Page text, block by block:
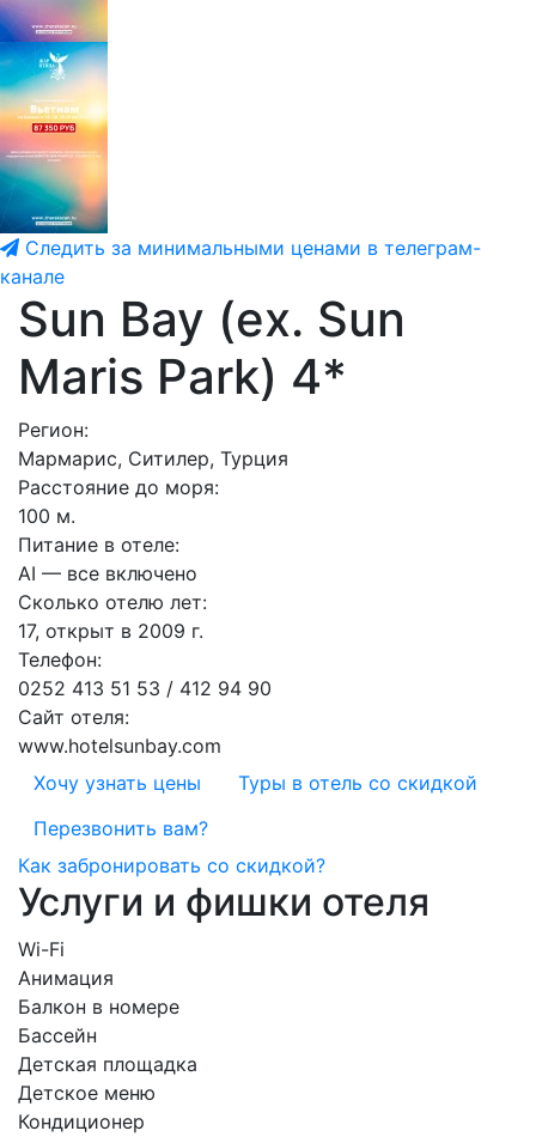
Следить за минимальными ценами в телеграм-
канале
Sun Bay (ex. Sun
Maris Park) 4*
Регион:
Мармарис, Ситилер, Турция
Расстояние до моря:
100 м.
Питание в отеле:
AI — все включено
Сколько отелю лет:
17, открыт в 2009 г.
Телефон:
0252 413 51 53 / 412 94 90
Сайт отеля:
www.hotelsunbay.com
Хочу узнать цены
Туры в отель со скидкой
Перезвонить вам?
Как забронировать со скидкой?
Услуги и фишки отеля
Wi-Fi
Анимация
Балкон в номере
Бассейн
Детская площадка
Детское меню
Кондиционер